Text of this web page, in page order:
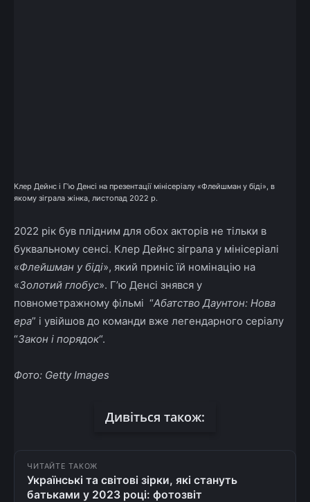
Клер Дейнс і Г’ю Денсі на презентації мінісеріалу «Флейшман у біді», в
якому зіграла жінка, листопад 2022 р.
2022 рік був плідним для обох акторів не тільки в
буквальному сенсі. Клер Дейнс зіграла у мінісеріалі
«Флейшман у біді», який приніс їй номінацію на
«Золотий глобус». Г’ю Денсі знявся у
повнометражному фільмі “Абатство Даунтон: Нова
ера” і увійшов до команди вже легендарного серіалу
“Закон і порядок“.
Фото: Getty Images
Дивіться також:
ЧИТАЙТЕ ТАКОЖ
Українські та світові зірки, які стануть
батьками у 2023 році: фотозвіт